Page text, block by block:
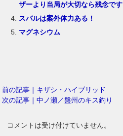
ザーより当局が大切なら残念です
スバルは案外体力ある！
マグネシウム
前の記事｜キザシ・ハイブリッド
次の記事｜中ノ瀬／盤州のキス釣り
コメントは受け付けていません。